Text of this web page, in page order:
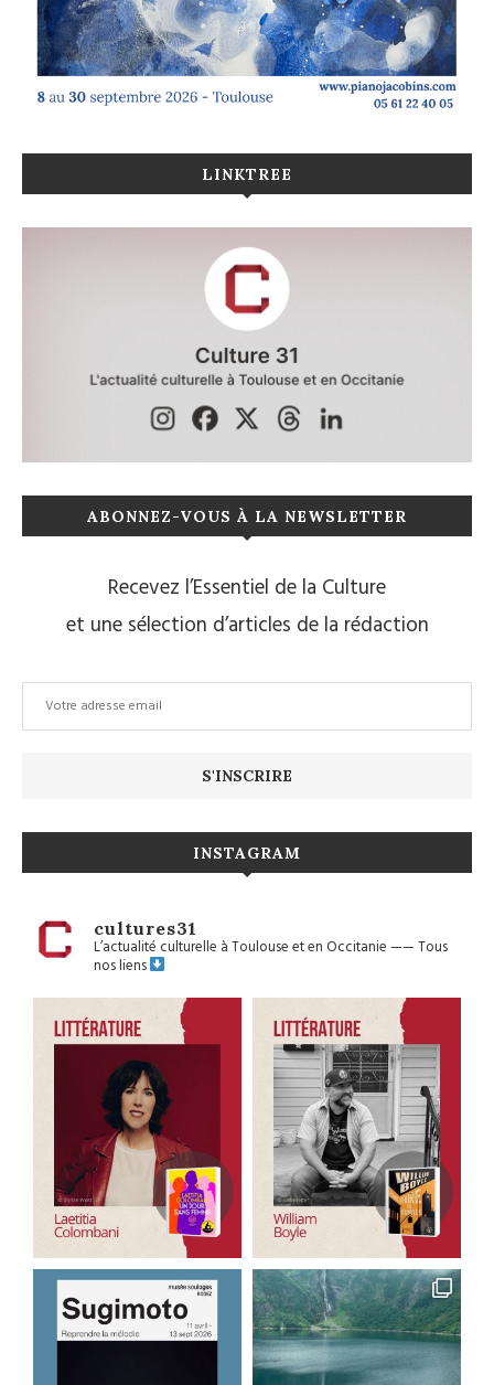
LINKTREE
ABONNEZ-VOUS À LA NEWSLETTER
Recevez l’Essentiel de la Culture
et une sélection d’articles de la rédaction
INSTAGRAM
cultures31
L’actualité culturelle à Toulouse et en Occitanie——Tous
nos liens